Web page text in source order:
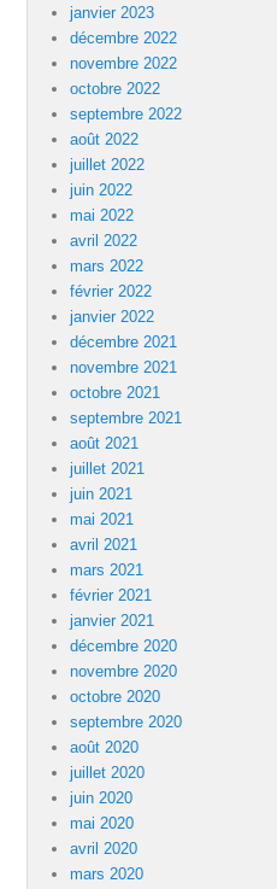
janvier 2023
décembre 2022
novembre 2022
octobre 2022
septembre 2022
août 2022
juillet 2022
juin 2022
mai 2022
avril 2022
mars 2022
février 2022
janvier 2022
décembre 2021
novembre 2021
octobre 2021
septembre 2021
août 2021
juillet 2021
juin 2021
mai 2021
avril 2021
mars 2021
février 2021
janvier 2021
décembre 2020
novembre 2020
octobre 2020
septembre 2020
août 2020
juillet 2020
juin 2020
mai 2020
avril 2020
mars 2020